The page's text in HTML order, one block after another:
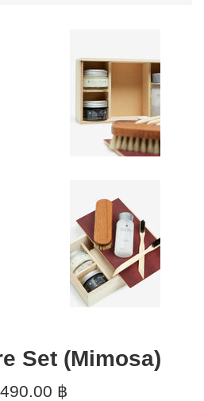
Set (Mimosa)
฿